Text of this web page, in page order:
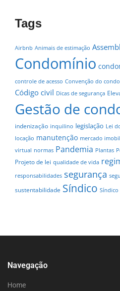
Tags
Airbnb Animais de estimação
Condomínio
controle de acesso Convenção do
Código civil Dicas de segurança
Gestão de
indenização inquilino legislação Lei
locação manutenção mercado
virtual normas Pandemia Plantas
Projeto de lei qualidade de vida
responsabilidades segurança
sustentabilidade Síndico
Navegação
Home